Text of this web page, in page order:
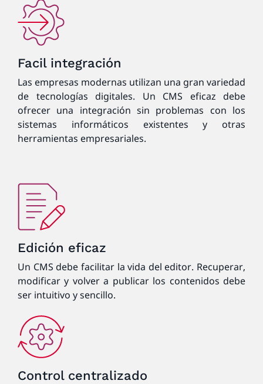
Facil integración
Las empresas modernas utilizan una gran variedad
de tecnologías digitales. Un CMS eficaz debe
ofrecer una integración sin problemas con los
sistemas informáticos existentes y otras
herramientas empresariales.
Edición eficaz
Un CMS debe facilitar la vida del editor. Recuperar,
modificar y volver a publicar los contenidos debe
ser intuitivo y sencillo.
Control centralizado